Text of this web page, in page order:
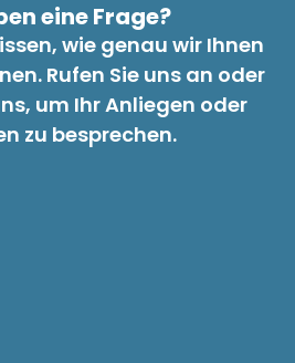
eine Frage?
wie genau wir Ihnen
Rufen Sie uns an oder
um Ihr Anliegen oder
zu besprechen.